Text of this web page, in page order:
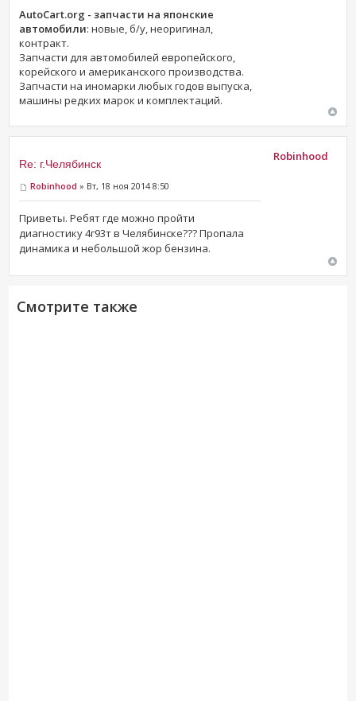
AutoCart.org - запчасти на японские
автомобили: новые, б/у, неоригинал,
контракт.
Запчасти для автомобилей европейского,
корейского и американского производства.
Запчасти на иномарки любых годов выпуска,
машины редких марок и комплектаций.
Re: г.Челябинск
Robinhood » Вт, 18 ноя 2014 8:50
Приветы. Ребят где можно пройти
диагностику 4г93т в Челябинске??? Пропала
динамика и небольшой жор бензина.
Robinhood
Смотрите также